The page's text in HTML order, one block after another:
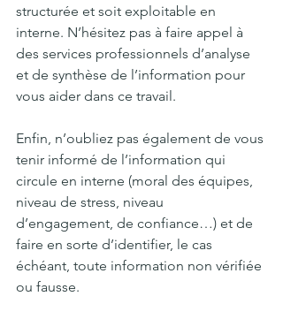
structurée et soit exploitable en
interne. N’hésitez pas à faire appel à
des services professionnels d’analyse
et de synthèse de l’information pour
vous aider dans ce travail.
Enfin, n’oubliez pas également de vous
tenir informé de l’information qui
circule en interne (moral des équipes,
niveau de stress, niveau
d’engagement, de confiance…) et de
faire en sorte d’identifier, le cas
échéant, toute information non vérifiée
ou fausse.